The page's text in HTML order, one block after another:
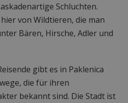
Schluchten.
von Wildtieren, die man
Bären, Hirsche, Adler und
gibt es in Paklenica
die für ihren
bekannt sind. Die Stadt ist